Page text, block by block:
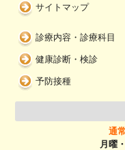
サイトマップ
診療内容・診療科目
健康診断・検診
予防接種
通
月曜